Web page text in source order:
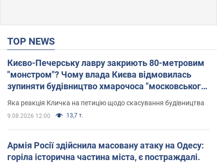
TOP NEWS
Києво-Печерську лавру закриють 80-метровим
"монстром"? Чому влада Києва відмовилась
зупиняти будівництво хмарочоса "московського
вірянина"
Яка реакція Кличка на петицію щодо скасування будівництва
9.08.2026 12:00 13,7 т.
Армія Росії здійснила масовану атаку на Одесу:
горіла історична частина міста, є постраждалі.